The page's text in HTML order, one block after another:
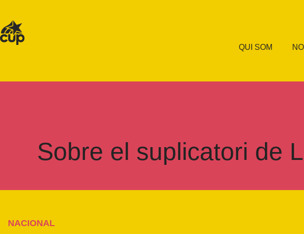
QUI SOM
Sobre el suplicatori de
NACIONAL